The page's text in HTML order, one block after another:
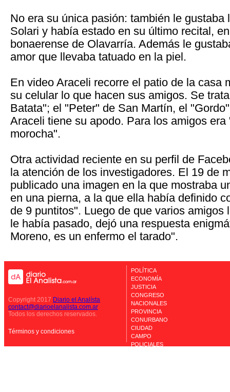
No era su única pasión: también le gustaba
Solari y había estado en su último recital,
bonaerense de Olavarría. Además le
amor que llevaba tatuado en la piel.
En video Araceli recorre el patio de la casa
su celular lo que hacen sus amigos. Se
Batata"; el "Peter" de San Martín, el
Araceli tiene su apodo. Para los amigos era
morocha".
Otra actividad reciente en su perfil de
la atención de los investigadores. El 19 de
publicado una imagen en la que mostraba
en una pierna, a la que ella había definido
de 9 puntitos". Luego de que varios amigos
le había pasado, dejó una respuesta
Moreno, es un enfermo el tarado".
Copyright 2017 Diario el Analísta
contact@diarioelanalista.com.ar
Todos los derechos reservados.
Términos y condiciones
POLÍTICA
ECONOMÍA
JUSTICIA
CONGRESO
NACIONALES
PROVINCIA
CONURBANO
CIUDAD
CAMPO
POLICIALES